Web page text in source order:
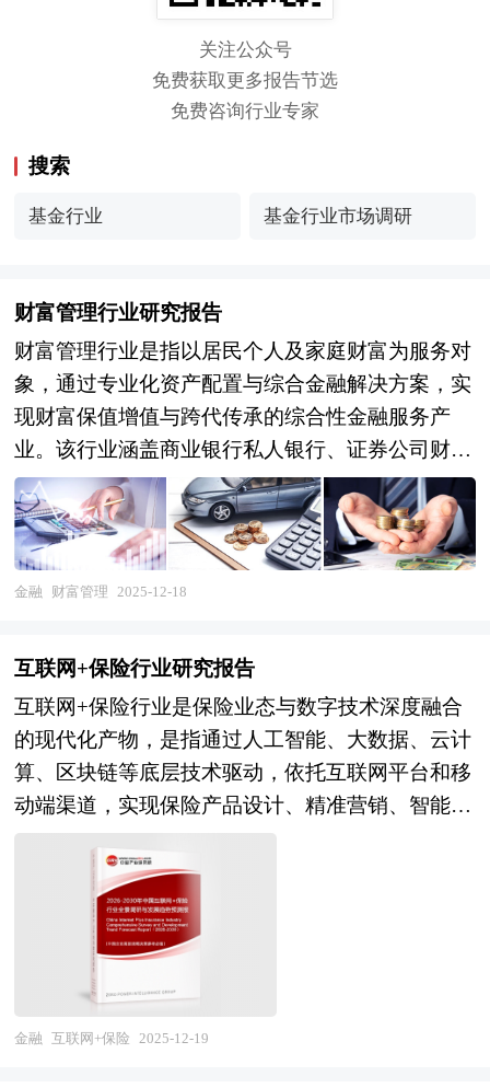
关注公众号
免费获取更多报告节选
免费咨询行业专家
搜索
基金行业 基金行业市场调研
财富管理行业研究报告
财富管理行业是指以居民个人及家庭财富为服务对
象，通过专业化资产配置与综合金融解决方案，实
现财富保值增值与跨代传承的综合性金融服务产
业。该行业涵盖商业银行私人银行、证券公司财富
管理、保险及信托机构资产管理、第三方财富管理
平台等多元主体，是连接居民财富增长与实体经济
融资需求的桥梁，更是金融供给侧结构性改革与现
代金融体系建设的战略制高点，其发展质量直接关
元化、供给差异化、科技深度化"三重变革叠加的
新阶段。市场层面，居民财富持续积累，高净值人
群结构趋于年轻化、知识化与多元化，对财富传
承、税务筹划、养老保障、ESG投资等全生命周
期、一站式解决方案需求日益迫切，"卖方销售"模
式难以为继。机构层面，商业银行凭借客户基础与
渠道优势占据主导地位，证券公司依托投研能力加
速崛起，信托与保险资管机构在回归本源中寻求转
型，第三方财富管理机构在合规压力下面临深度洗
牌。技术层面，人工智能、大数据分析、区块链等
技术深度应用于客户画像、智能投顾、风险管理与
合规科技，数字化转型从"战术工具"升级为"战略
金融 财富管理 2025-12-18
互联网+保险行业研究报告
互联网+保险行业是保险业态与数字技术深度融合
的现代化产物，是指通过人工智能、大数据、云计
算、区块链等底层技术驱动，依托互联网平台和移
动端渠道，实现保险产品设计、精准营销、智能核
保、线上理赔及客户全生命周期管理的全流程数字
化运营新模式。这一创新范式不仅重构了传统保
险"重线下、重渠道、重销售"的价值链条，更推动
行业从单一风险保障向"保险+服务+生态"的综合解
决方案转型，构建起开放、透明、普惠的新型保险
服务体系。 当前，中国互联网保险行业正处于从
高速增长向高质量发展的关键转型窗口期。市场格
金融 互联网+保险 2025-12-19